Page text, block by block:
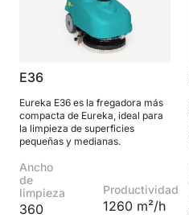
E85
810 mm
E100
1000 mm
1100 mm
E36
Eureka E36 es la fregadora más
compacta de Eureka, ideal para
la limpieza de superficies
pequeñas y medianas.
Ancho
de
limpieza
360
Productividad
1260 m²/h